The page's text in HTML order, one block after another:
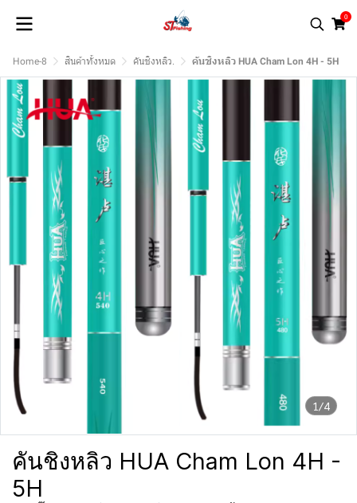
0
Home-8 สินค้าทั้งหมด คันชิงหลิว. คันชิงหลิว HUA Cham Lon 4H - 5H
1/4
คันชิงหลิว HUA Cham Lon 4H -
5H